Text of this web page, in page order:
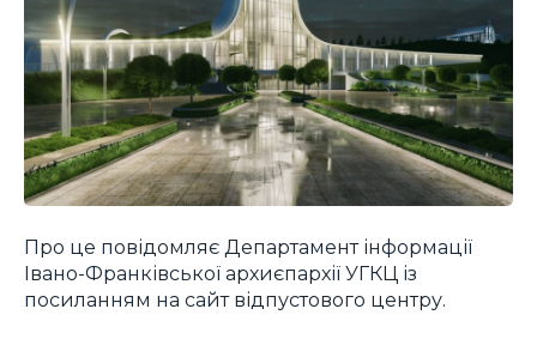
Про це повідомляє Департамент інформації
Івано-Франківської архиєпархії УГКЦ із
посиланням на сайт відпустового центру.